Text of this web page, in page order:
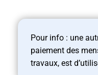
Pour info : une
paiement des
travaux, est